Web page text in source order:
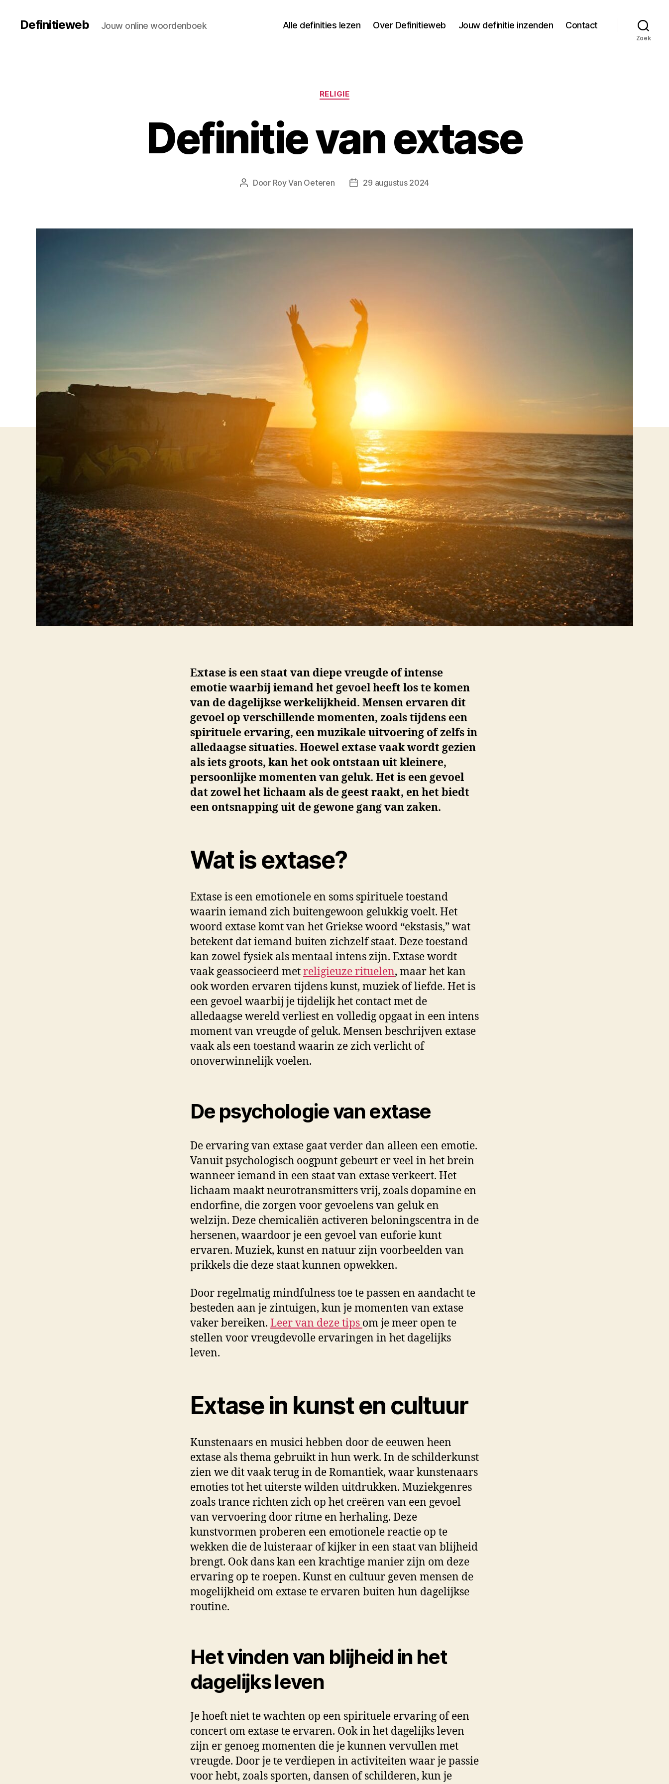
Definitieweb Jouw online woordenboek Alle definities lezen Over Definitieweb Jouw definitie inzenden Contact
Zoek
Categorieën
RELIGIE
Definitie van extase
Berichtauteur
Door Roy Van Oeteren Berichtdatum
29 augustus 2024
Extase is een staat van diepe vreugde of intense
emotie waarbij iemand het gevoel heeft los te komen
van de dagelijkse werkelijkheid. Mensen ervaren dit
gevoel op verschillende momenten, zoals tijdens een
spirituele ervaring, een muzikale uitvoering of zelfs in
alledaagse situaties. Hoewel extase vaak wordt gezien
als iets groots, kan het ook ontstaan uit kleinere,
persoonlijke momenten van geluk. Het is een gevoel
dat zowel het lichaam als de geest raakt, en het biedt
een ontsnapping uit de gewone gang van zaken.
Wat is extase?
Extase is een emotionele en soms spirituele toestand
waarin iemand zich buitengewoon gelukkig voelt. Het
woord extase komt van het Griekse woord “ekstasis,” wat
betekent dat iemand buiten zichzelf staat. Deze toestand
kan zowel fysiek als mentaal intens zijn. Extase wordt
vaak geassocieerd metreligieuze rituelen, maar het kan
ook worden ervaren tijdens kunst, muziek of liefde. Het is
een gevoel waarbij je tijdelijk het contact met de
alledaagse wereld verliest en volledig opgaat in een intens
moment van vreugde of geluk. Mensen beschrijven extase
vaak als een toestand waarin ze zich verlicht of
onoverwinnelijk voelen.
De psychologie van extase
De ervaring van extase gaat verder dan alleen een emotie.
Vanuit psychologisch oogpunt gebeurt er veel in het brein
wanneer iemand in een staat van extase verkeert. Het
lichaam maakt neurotransmitters vrij, zoals dopamine en
endorfine, die zorgen voor gevoelens van geluk en
welzijn. Deze chemicaliën activeren beloningscentra in de
hersenen, waardoor je een gevoel van euforie kunt
ervaren. Muziek, kunst en natuur zijn voorbeelden van
prikkels die deze staat kunnen opwekken.
Door regelmatig mindfulness toe te passen en aandacht te
besteden aan je zintuigen, kun je momenten van extase
vaker bereiken. Leer van deze tips om je meer open te
stellen voor vreugdevolle ervaringen in het dagelijks
leven.
Extase in kunst en cultuur
Kunstenaars en musici hebben door de eeuwen heen
extase als thema gebruikt in hun werk. In de schilderkunst
zien we dit vaak terug in de Romantiek, waar kunstenaars
emoties tot het uiterste wilden uitdrukken. Muziekgenres
zoals trance richten zich op het creëren van een gevoel
van vervoering door ritme en herhaling. Deze
kunstvormen proberen een emotionele reactie op te
wekken die de luisteraar of kijker in een staat van blijheid
brengt. Ook dans kan een krachtige manier zijn om deze
ervaring op te roepen. Kunst en cultuur geven mensen de
mogelijkheid om extase te ervaren buiten hun dagelijkse
routine.
Het vinden van blijheid in het
dagelijks leven
Je hoeft niet te wachten op een spirituele ervaring of een
concert om extase te ervaren. Ook in het dagelijks leven
zijn er genoeg momenten die je kunnen vervullen met
vreugde. Door je te verdiepen in activiteiten waar je passie
voor hebt, zoals sporten, dansen of schilderen, kun je